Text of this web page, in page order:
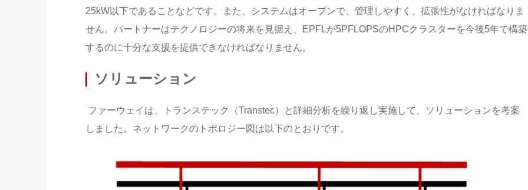
25kW以下であることなどです。また、システムはオープンで、管理しやすく、拡張性がなければなりま
せん。パートナーはテクノロジーの将来を見据え、EPFLが5PFLOPSのHPCクラスターを今後5年で構築
するのに十分な支援を提供できなければなりません。
ソリューション
ファーウェイは、トランステック（Transtec）と詳細分析を繰り返し実施して、ソリューションを考案
しました。ネットワークのトポロジー図は以下のとおりです。